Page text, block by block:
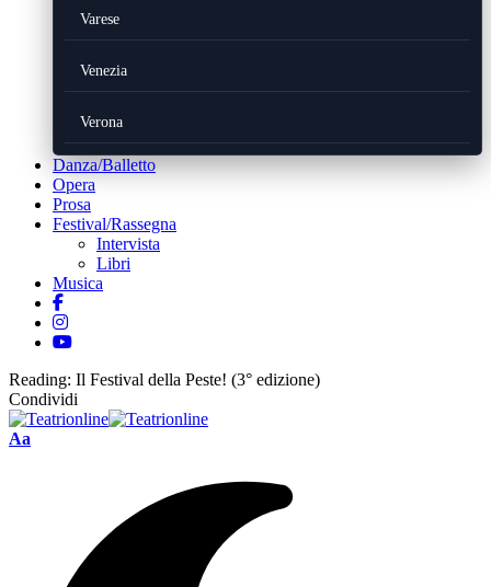
Varese
Venezia
Verona
Danza/Balletto
Opera
Prosa
Festival/Rassegna
Intervista
Libri
Musica
Reading: Il Festival della Peste! (3° edizione)
Condividi
Font
Aa